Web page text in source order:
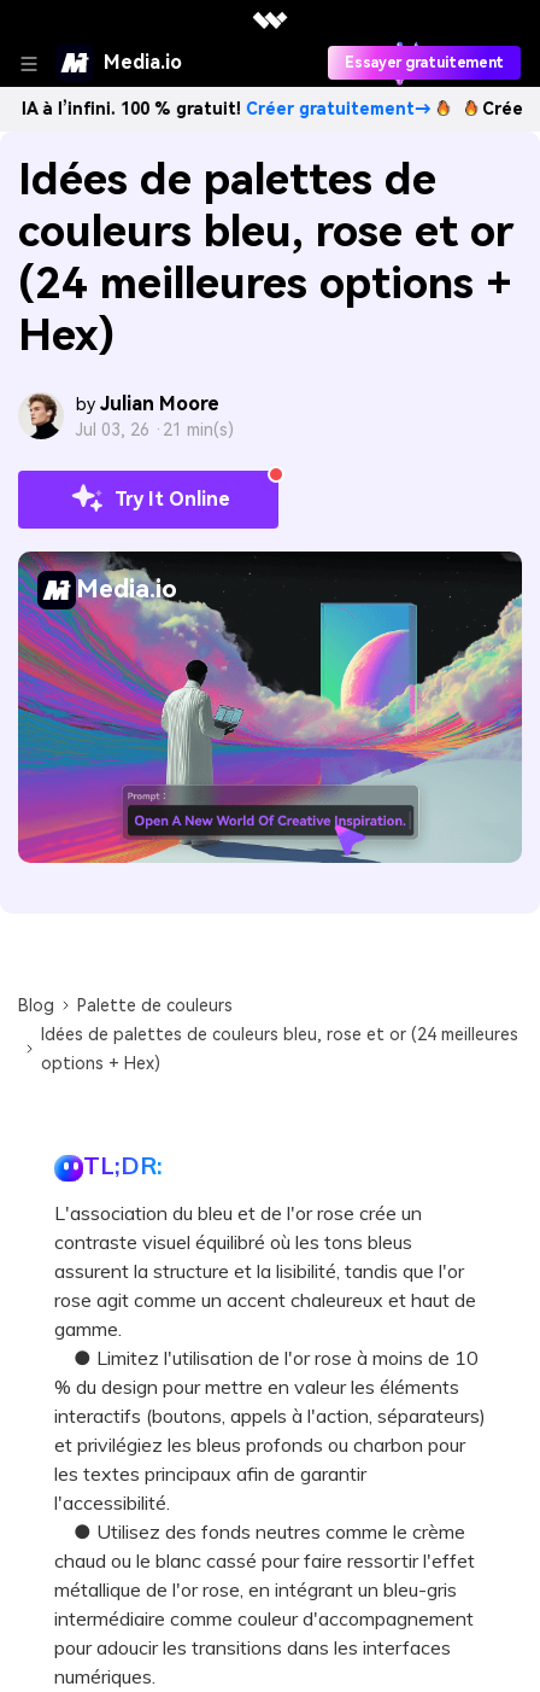
Media.io Essayer gratuitement
100 % gratuit!Créer gratuitement→ Créez des
Idées de palettes de
couleurs bleu, rose et or
(24 meilleures options +
Hex)
by Julian Moore
Jul 03, 26 · 21 min(s)
Try It Online
Media.io
Blog
Palette de couleurs
Idées de palettes de couleurs bleu, rose et or (24 meilleures
options + Hex)
TL;DR:
L'association du bleu et de l'or rose crée un
contraste visuel équilibré où les tons bleus
assurent la structure et la lisibilité, tandis que l'or
rose agit comme un accent chaleureux et haut de
gamme.
● Limitez l'utilisation de l'or rose à moins de 10
% du design pour mettre en valeur les éléments
interactifs (boutons, appels à l'action, séparateurs)
et privilégiez les bleus profonds ou charbon pour
les textes principaux afin de garantir
l'accessibilité.
● Utilisez des fonds neutres comme le crème
chaud ou le blanc cassé pour faire ressortir l'effet
métallique de l'or rose, en intégrant un bleu-gris
intermédiaire comme couleur d'accompagnement
pour adoucir les transitions dans les interfaces
numériques.